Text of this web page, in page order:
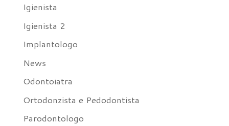
Igienista
Igienista 2
Implantologo
News
Odontoiatra
Ortodonzista e Pedodontista
Parodontologo